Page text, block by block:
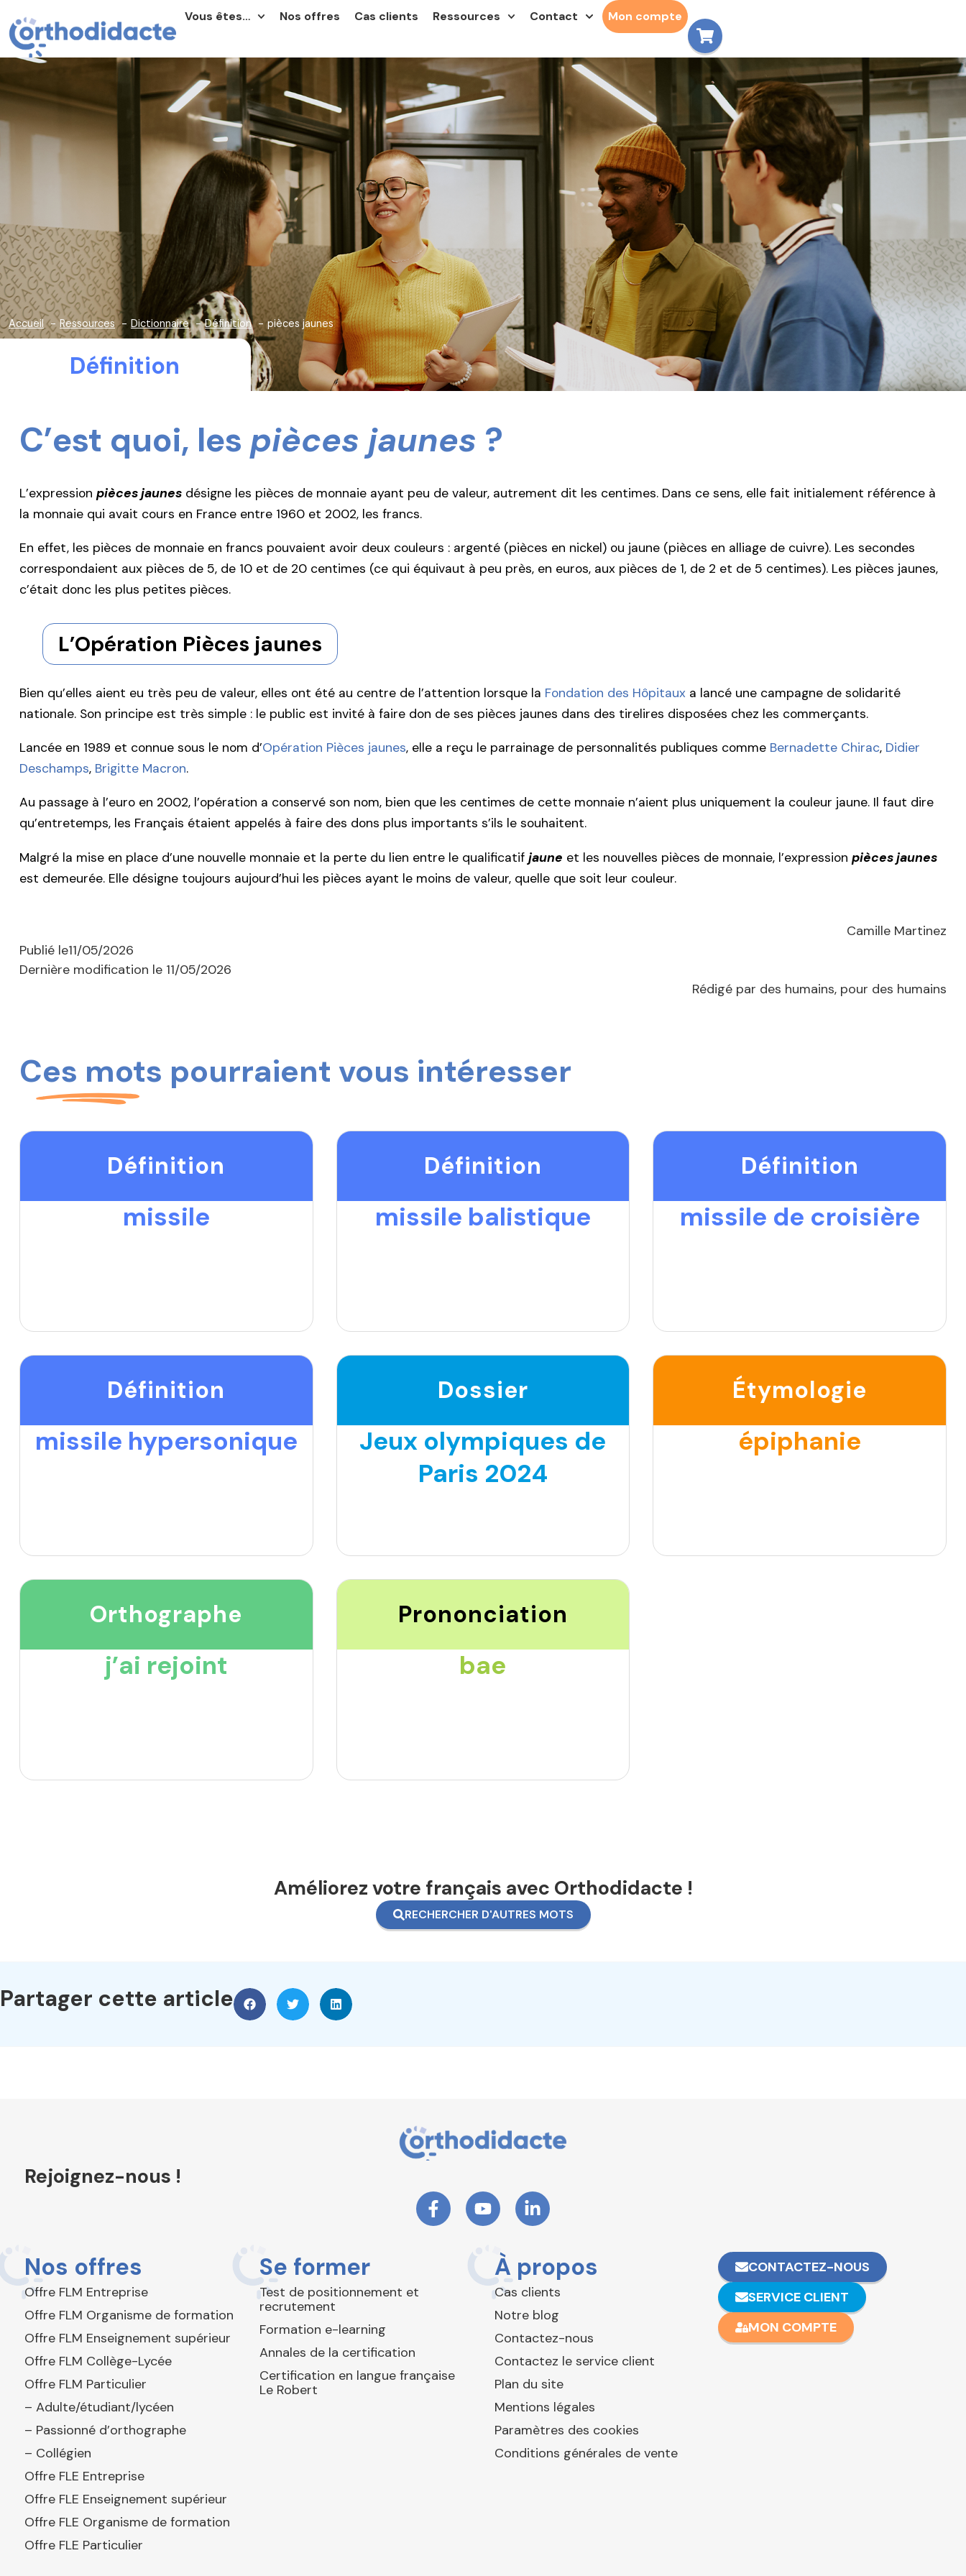
Vous êtes… Nos offres Cas clients Ressources Contact Mon compte
Accueil Ressources Dictionnaire Définition pièces jaunes
Définition
C’est quoi, les pièces jaunes ?
L’expression pièces jaunes désigne les pièces de monnaie ayant peu de valeur, autrement dit les centimes. Dans ce sens, elle fait initialement référence à
la monnaie qui avait cours en France entre 1960 et 2002, les francs.
En effet, les pièces de monnaie en francs pouvaient avoir deux couleurs : argenté (pièces en nickel) ou jaune (pièces en alliage de cuivre). Les secondes
correspondaient aux pièces de 5, de 10 et de 20 centimes (ce qui équivaut à peu près, en euros, aux pièces de 1, de 2 et de 5 centimes). Les pièces jaunes,
c’était donc les plus petites pièces.
L’Opération Pièces jaunes
Bien qu’elles aient eu très peu de valeur, elles ont été au centre de l’attention lorsque la Fondation des Hôpitaux a lancé une campagne de solidarité
nationale. Son principe est très simple : le public est invité à faire don de ses pièces jaunes dans des tirelires disposées chez les commerçants.
Lancée en 1989 et connue sous le nom d’Opération Pièces jaunes, elle a reçu le parrainage de personnalités publiques comme Bernadette Chirac, Didier
Deschamps, Brigitte Macron.
Au passage à l’euro en 2002, l’opération a conservé son nom, bien que les centimes de cette monnaie n’aient plus uniquement la couleur jaune. Il faut dire
qu’entretemps, les Français étaient appelés à faire des dons plus importants s’ils le souhaitent.
Malgré la mise en place d’une nouvelle monnaie et la perte du lien entre le qualificatif jaune et les nouvelles pièces de monnaie, l’expression pièces jaunes
est demeurée. Elle désigne toujours aujourd’hui les pièces ayant le moins de valeur, quelle que soit leur couleur.
Camille Martinez
Publié le11/05/2026
Dernière modification le 11/05/2026
Rédigé par des humains, pour des humains
Ces mots pourraient vous intéresser
Définition
missile
Définition
missile balistique
Définition
missile de croisière
Définition
missile hypersonique
Dossier
Jeux olympiques de
Paris 2024
Étymologie
épiphanie
Orthographe
j’ai rejoint
Prononciation
bae
Améliorez votre français avec Orthodidacte !
RECHERCHER D'AUTRES MOTS
Partager cette article
Rejoignez-nous !
Nos offres
Offre FLM Entreprise
Offre FLM Organisme de formation
Offre FLM Enseignement supérieur
Offre FLM Collège-Lycée
Offre FLM Particulier
– Adulte/étudiant/lycéen
– Passionné d’orthographe
– Collégien
Offre FLE Entreprise
Offre FLE Enseignement supérieur
Offre FLE Organisme de formation
Offre FLE Particulier
Se former
Test de positionnement et
recrutement
Formation e-learning
Annales de la certification
Certification en langue française
Le Robert
À propos
Cas clients
Notre blog
Contactez-nous
Contactez le service client
Plan du site
Mentions légales
Paramètres des cookies
Conditions générales de vente
CONTACTEZ-NOUS
SERVICE CLIENT
MON COMPTE